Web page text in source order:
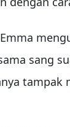
sang
tampak